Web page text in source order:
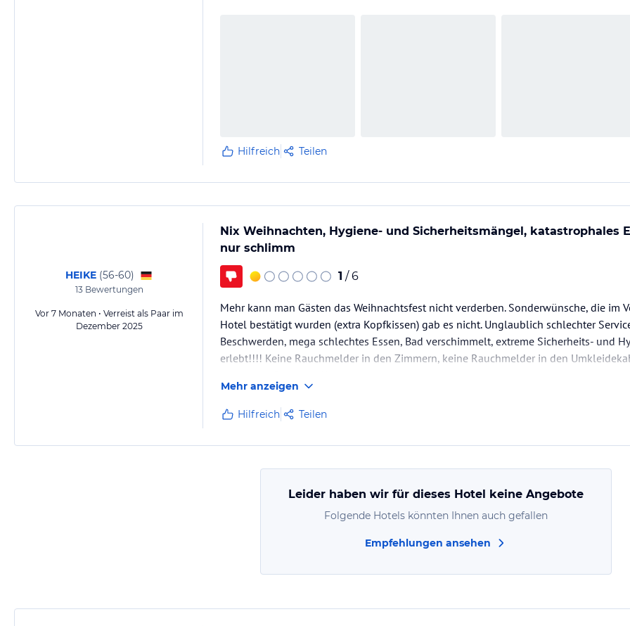
Hilfreich Teilen
HEIKE (56-60)
13Bewertungen
Vor 7 Monaten • Verreist als Paar im
Dezember 2025
Nix Weihnachten, Hygiene- und Sicherheitsmängel, katastrophales
nur schlimm
1 / 6
Mehr kann man Gästen das Weihnachtsfest nicht verderben. Sonderwünsche, die im
Hotel bestätigt wurden (extra Kopfkissen) gab es nicht. Unglaublich schlechter
Beschwerden, mega schlechtes Essen, Bad verschimmelt, extreme Sicherheits- und
erlebt!!!! Keine Rauchmelder in den Zimmern, keine Rauchmelder in den
Mehr anzeigen
Hilfreich Teilen
Leider haben wir für dieses Hotel keine Angebote
Folgende Hotels könnten Ihnen auch gefallen
Empfehlungen ansehen